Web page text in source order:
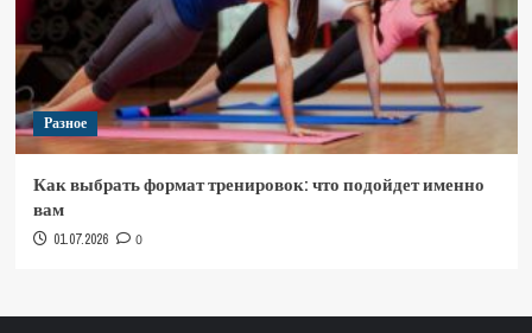
Разное
Как выбрать формат тренировок: что подойдет именно
вам
01.07.2026 0